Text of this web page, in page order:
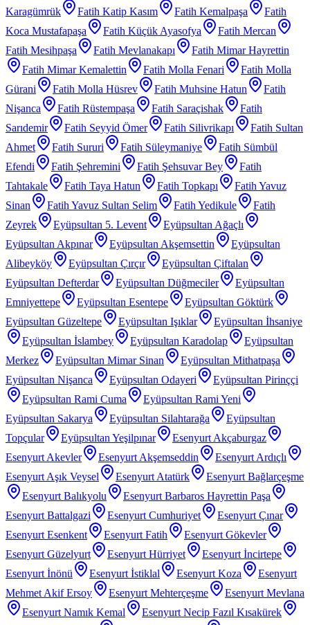
Karagümrük Fatih Katip Kasım Fatih Kemalpaşa
Fatih
Koca Mustafapaşa
Fatih Küçük Ayasofya
Fatih Mercan
Fatih Mesihpaşa
Fatih Mevlanakapı
Fatih Mimar Hayrettin
Fatih Mimar Kemalettin
Fatih Molla Fenari
Fatih Molla
Gürani
Fatih Molla Hüsrev Fatih Muhsine Hatun
Fatih
Nişanca
Fatih Rüstempaşa Fatih Saraçishak
Fatih
Sarıdemir
Fatih Seyyid Ömer Fatih Silivrikapı
Fatih Sultan
Ahmet
Fatih Sururi Fatih Süleymaniye
Fatih Sümbül
Efendi
Fatih Şehremini Fatih Şehsuvar Bey
Fatih
Tahtakale
Fatih Taya Hatun Fatih Topkapı
Fatih Yavuz
Sinan
Fatih Yavuz Sultan Selim Fatih Yedikule
Fatih
Zeyrek
Eyüpsultan 5. Levent
Eyüpsultan Ağaçlı
Eyüpsultan Akpınar
Eyüpsultan Akşemsettin
Eyüpsultan
Alibeyköy
Eyüpsultan Çırçır
Eyüpsultan Çiftalan
Eyüpsultan Defterdar
Eyüpsultan Düğmeciler
Eyüpsultan
Emniyettepe
Eyüpsultan Esentepe
Eyüpsultan Göktürk
Eyüpsultan Güzeltepe
Eyüpsultan Işıklar
Eyüpsultan İhsaniye
Eyüpsultan İslambey
Eyüpsultan Karadolap
Eyüpsultan
Merkez
Eyüpsultan Mimar Sinan
Eyüpsultan Mithatpaşa
Eyüpsultan Nişanca
Eyüpsultan Odayeri
Eyüpsultan Pirinççi
Eyüpsultan Rami Cuma
Eyüpsultan Rami Yeni
Eyüpsultan Sakarya
Eyüpsultan Silahtarağa
Eyüpsultan
Topçular
Eyüpsultan Yeşilpınar
Esenyurt Akçaburgaz
Esenyurt Akevler
Esenyurt Akşemseddin
Esenyurt Ardıçlı
Esenyurt Aşık Veysel
Esenyurt Atatürk
Esenyurt Bağlarçeşme
Esenyurt Balıkyolu
Esenyurt Barbaros Hayrettin Paşa
Esenyurt Battalgazi
Esenyurt Cumhuriyet
Esenyurt Çınar
Esenyurt Esenkent
Esenyurt Fatih
Esenyurt Gökevler
Esenyurt Güzelyurt
Esenyurt Hürriyet
Esenyurt İncirtepe
Esenyurt İnönü
Esenyurt İstiklal Esenyurt Koza
Esenyurt
Mehmet Akif Ersoy
Esenyurt Mehterçeşme
Esenyurt Mevlana
Esenyurt Namık Kemal
Esenyurt Necip Fazıl Kısakürek